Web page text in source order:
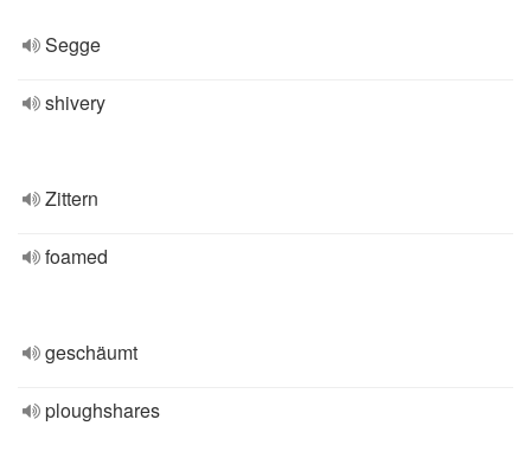
Segge
shivery
Zittern
foamed
geschäumt
ploughshares